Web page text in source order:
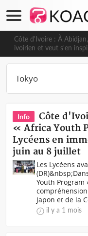
Côte d'Ivoire : À
ivoirien et veut s'en
de la Guinée
Info
Côte
« Africa Youth
Lycéens en
juin au 8 juillet
Les Lycéens
Youth Program
Japon et de la
il y a 1 mois